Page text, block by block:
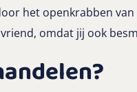
het openkrabben
omdat jij ook